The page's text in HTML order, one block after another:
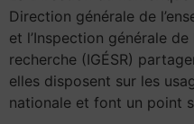
Direction générale de
et l’Inspection générale
recherche (IGÉSR)
elles disposent sur les
nationale et font un point